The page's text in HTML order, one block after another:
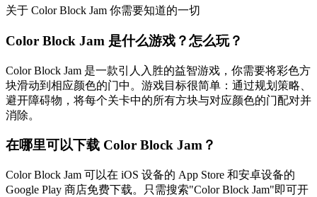
关于 Color Block Jam 你需要知道的一切
Color Block Jam 是什么游戏？怎么玩？
Color Block Jam 是一款引人入胜的益智游戏，你需要将彩色方
块滑动到相应颜色的门中。游戏目标很简单：通过规划策略、
避开障碍物，将每个关卡中的所有方块与对应颜色的门配对并
消除。
在哪里可以下载 Color Block Jam？
Color Block Jam 可以在 iOS 设备的 App Store 和安卓设备的
Google Play 商店免费下载。只需搜索"Color Block Jam"即可开